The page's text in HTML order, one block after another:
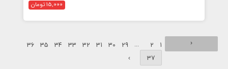
15,000 تومان
‹
1
2
...
29
30
31
32
33
34
35
36
37
›